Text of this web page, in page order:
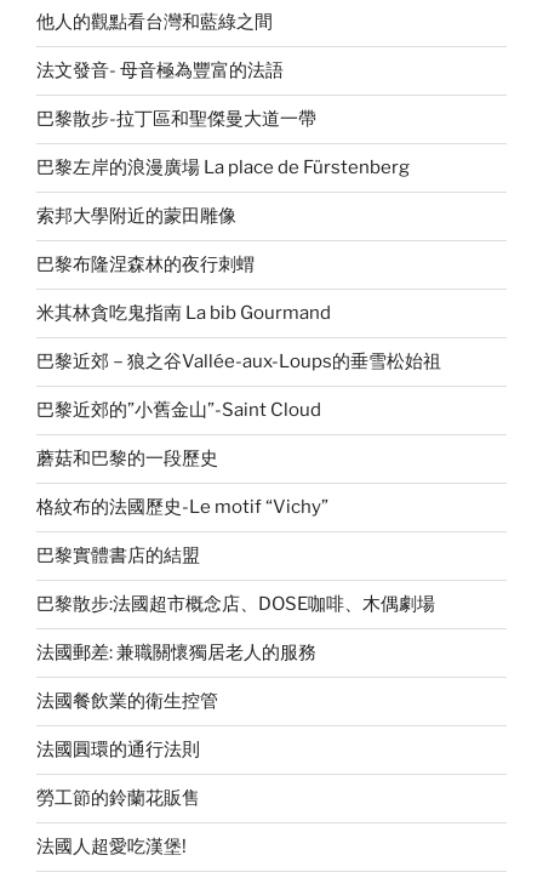
他人的觀點看台灣和藍綠之間
法文發音- 母音極為豐富的法語
巴黎散步-拉丁區和聖傑曼大道一帶
巴黎左岸的浪漫廣場 La place de Fürstenberg
索邦大學附近的蒙田雕像
巴黎布隆涅森林的夜行刺蝟
米其林貪吃鬼指南 La bib Gourmand
巴黎近郊－狼之谷Vallée-aux-Loups的垂雪松始祖
巴黎近郊的”小舊金山”-Saint Cloud
蘑菇和巴黎的一段歷史
格紋布的法國歷史-Le motif “Vichy”
巴黎實體書店的結盟
巴黎散步:法國超市概念店、DOSE咖啡、木偶劇場
法國郵差: 兼職關懷獨居老人的服務
法國餐飲業的衛生控管
法國圓環的通行法則
勞工節的鈴蘭花販售
法國人超愛吃漢堡!